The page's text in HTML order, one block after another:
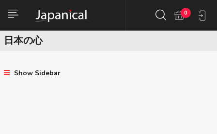
0
日本の心
Show Sidebar